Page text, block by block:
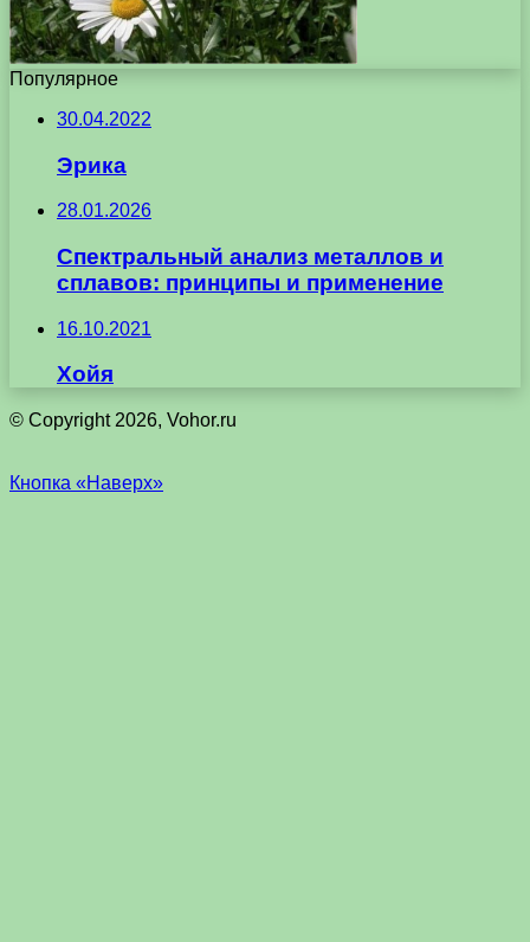
Популярное
30.04.2022
Эрика
28.01.2026
Спектральный анализ металлов и
сплавов: принципы и применение
16.10.2021
Хойя
© Copyright 2026, Vohor.ru
Кнопка «Наверх»